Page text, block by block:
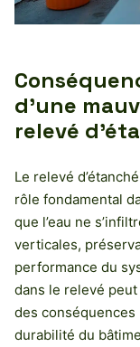
d’une
relevé
Le relevé
rôle fondamental
que l’eau ne
verticales,
performance du
dans le relevé
des
durabilité du